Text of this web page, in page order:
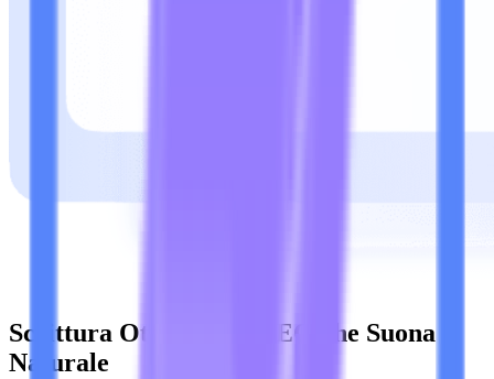
Scrittura Ottimizzata SEO che Suona
Naturale